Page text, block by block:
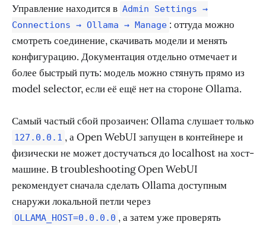
Управление находится в Admin Settings →
Connections → Ollama → Manage : оттуда можно
смотреть соединение, скачивать модели и менять
конфигурацию. Документация отдельно отмечает и
более быстрый путь: модель можно стянуть прямо из
model selector, если её ещё нет на стороне Ollama.
Самый частый сбой прозаичен: Ollama слушает только
127.0.0.1 , а Open WebUI запущен в контейнере и
физически не может достучаться до localhost на хост-
машине. В troubleshooting Open WebUI
рекомендует сначала сделать Ollama доступным
снаружи локальной петли через
OLLAMA_HOST=0.0.0.0 , а затем уже проверять